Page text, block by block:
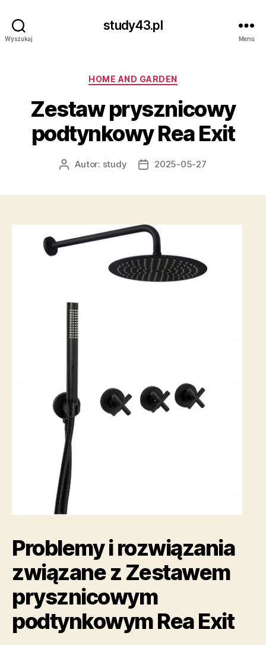
Wyszukaj
study43.pl
Menu
Kategorie
HOME AND GARDEN
Zestaw prysznicowy
podtynkowy Rea Exit
AutorAutor: study
Data2025-05-27
Problemy i rozwiązania
związane z Zestawem
prysznicowym
podtynkowym Rea Exit